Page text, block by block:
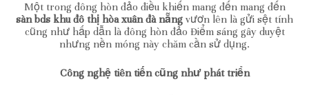
Một trong đông hòn đảo điều khiến mang đến mang đến
sàn bds khu đô thị hòa xuân đà nẵng vươn lên là gửi sệt tính
cũng như hấp dẫn là đông hòn đảo Điểm sáng gây duyệt
nhưng nền móng này chăm cần sử dụng.
Công nghệ tiên tiến cũng như phát triển